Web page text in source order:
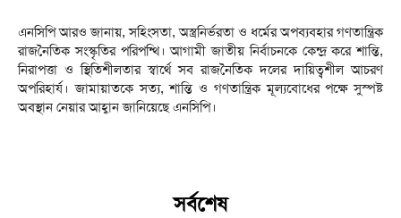
এনসিপি আরও জানায়, সহিংসতা, অস্ত্রনির্ভরতা ও ধর্মের অপব্যবহার গণতান্ত্রিক
রাজনৈতিক সংস্কৃতির পরিপন্থি। আগামী জাতীয় নির্বাচনকে কেন্দ্র করে শান্তি,
নিরাপত্তা ও স্থিতিশীলতার স্বার্থে সব রাজনৈতিক দলের দায়িত্বশীল আচরণ
অপরিহার্য। জামায়াতকে সত্য, শান্তি ও গণতান্ত্রিক মূল্যবোধের পক্ষে সুস্পষ্ট
অবস্থান নেয়ার আহ্বান জানিয়েছে এনসিপি।
সর্বশেষ